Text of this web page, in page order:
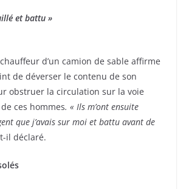
et battu »
d’un camion de sable affirme
de déverser le contenu de son
obstruer la circulation sur la voie
ces hommes. « Ils m’ont ensuite
que j’avais sur moi et battu avant de
il déclaré.